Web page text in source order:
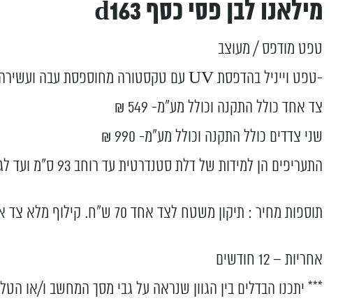
מילאנו לבן פסי כסף d163
טפט מודפס / מעוצב
-טפט וייניל בהדפסת UV עם טקסטורה מחוספסת עבה ועשירה. עמיד לרטיבות בלבד.
צד אחד כולל התקנה וכולל מע”מ- 549 ₪
שני צדדים כולל התקנה וכולל מע”מ- 990 ₪
התעריפים הן למידות של דלת סטנדרטית עד רוחב 93 ס”מ ועד לגובה 203 ס”מ עם משטח ציפוי תקין.
תוספות מחיר : תיקון משטח לצד אחד 70 ש"ח. קילוף מלא צד אחד 180 ש"ח.
אחריות – 12 חודשים
*** יתכנו הבדלים בין הגוון שנראה על גבי מסך המחשב ו/או